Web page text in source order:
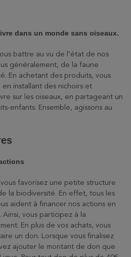
dans un monde sans oiseaux.
battre au vu de l’état de nos
généralement, de la faune
En achetant des produits, vous
installant des nichoirs et
sur les oiseaux, en partageant un
enfants. Ensemble, agissons au
favorisez une petite structure
la biodiversité. En effet, tous les
aident à financer nos actions en
vous participez à la
En plus de vos achats, vous
un don. Lorsque vous finalisez
ajouter le montant de don que